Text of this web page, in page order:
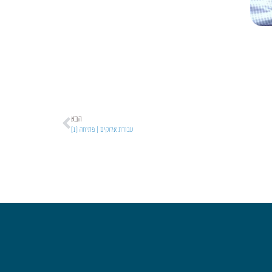
הבא
עבודת אלוקים | פתיחה [1]